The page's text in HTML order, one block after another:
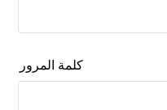
كلمة المرور